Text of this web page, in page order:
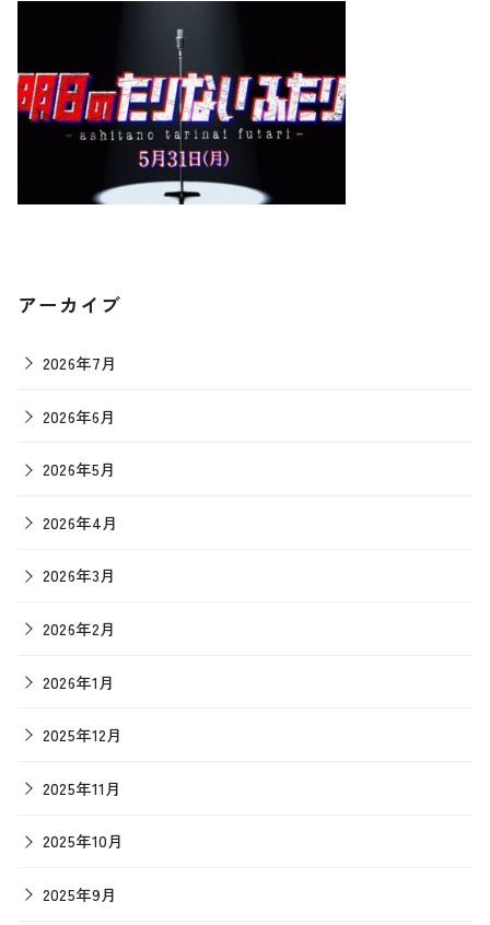
アーカイブ
2026年7月
2026年6月
2026年5月
2026年4月
2026年3月
2026年2月
2026年1月
2025年12月
2025年11月
2025年10月
2025年9月